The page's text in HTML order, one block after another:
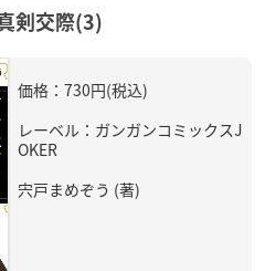
剣交際(3)
価格：730円(税込)
レーベル：ガンガンコミックスJ
OKER
宍戸まめぞう (著)